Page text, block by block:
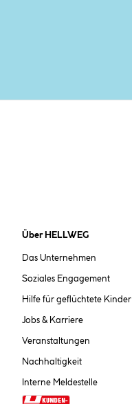
Über HELLWEG
Das Unternehmen
Soziales Engagement
Hilfe für geflüchtete Kinder
Jobs & Karriere
Veranstaltungen
Nachhaltigkeit
Interne Meldestelle